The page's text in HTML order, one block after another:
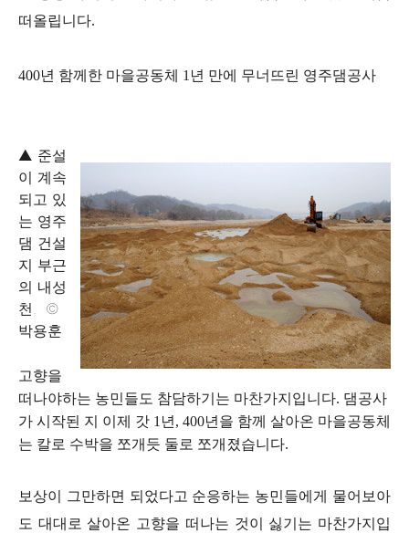
떠올립니다.
400년 함께한 마을공동체 1년 만에 무너뜨린 영주댐공사
▲ 준설
이 계속
되고 있
는 영주
댐 건설
지 부근
의 내성
천. ©
박용훈
고향을
떠나야하는 농민들도 참담하기는 마찬가지입니다. 댐공사
가 시작된 지 이제 갓 1년, 400년을 함께 살아온 마을공동체
는 칼로 수박을 쪼개듯 둘로 쪼개졌습니다.
보상이 그만하면 되었다고 순응하는 농민들에게 물어보아
도 대대로 살아온 고향을 떠나는 것이 싫기는 마찬가지입